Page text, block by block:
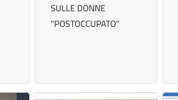
SULLE DONNE
"POSTOCCUPATO"